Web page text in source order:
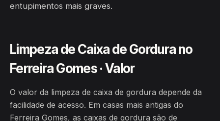
entupimentos mais graves.
Limpeza de Caixa de Gordura no
Ferreira Gomes · Valor
O valor da limpeza de caixa de gordura depende da
facilidade de acesso. Em casas mais antigas do
Ferreira Gomes, as caixas de gordura são de